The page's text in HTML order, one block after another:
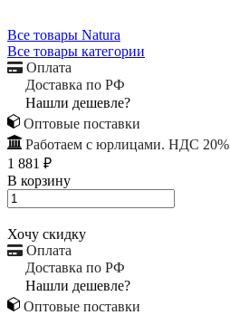
Все товары Natura
Все товары категории
Оплата
Доставка по РФ
Нашли дешевле?
Оптовые поставки
Работаем с юрлицами. НДС 20%
1 881 ₽
В корзину
Хочу скидку
Оплата
Доставка по РФ
Нашли дешевле?
Оптовые поставки